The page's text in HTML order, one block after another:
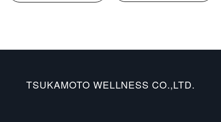
TSUKAMOTO WELLNESS CO.,LTD.